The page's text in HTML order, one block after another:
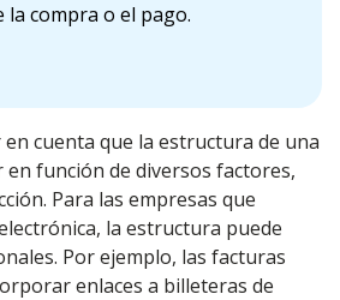
la compra o el pago.
cuenta que la estructura de una
función de diversos factores,
Para las empresas que
la estructura puede
Por ejemplo, las facturas
enlaces a billeteras de